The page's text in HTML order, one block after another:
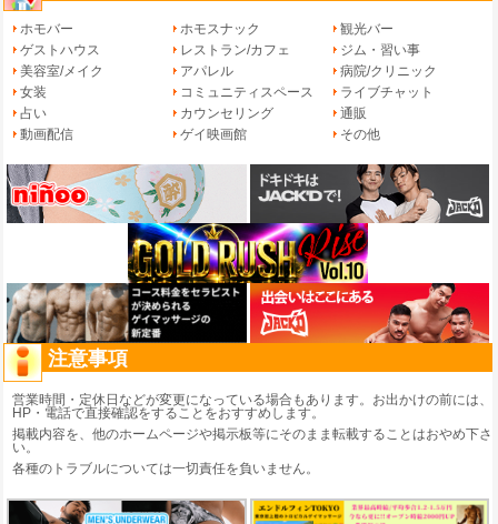
ホモバー ホモスナック
観光バー
ゲストハウス
レストラン/カフェ
ジム・習い事
美容室/メイク
アパレル
病院/クリニック
女装
コミュニティスペース
ライブチャット
占い
カウンセリング
通販
動画配信
ゲイ映画館 その他
注意事項
営業時間・定休日などが変更になっている場合もあります。お出かけの前には、
HP・電話で直接確認をすることをおすすめします。
掲載内容を、他のホームページや掲示板等にそのまま転載することはおやめ下さ
い。
各種のトラブルについては一切責任を負いません。